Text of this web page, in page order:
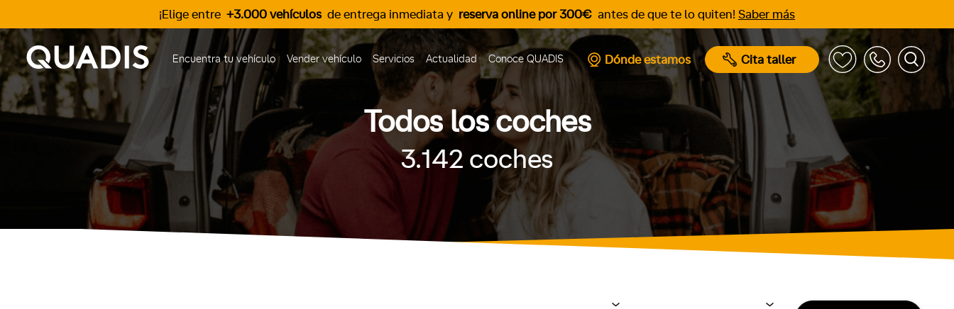
¡Elige entre +3.000 vehículos de entrega inmediata y reserva online por 300€ antes de que te lo quiten! Saber más
Encuentra tu vehículo Vender vehículo Servicios Actualidad Conoce QUADIS Dónde estamos Cita taller
Todos los coches
3.142 coches